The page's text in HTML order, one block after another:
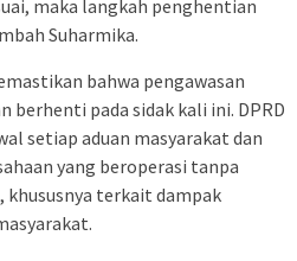
maka langkah penghentian
Suharmika.
bahwa pengawasan
berhenti pada sidak kali ini. DPRD
setiap aduan masyarakat dan
yang beroperasi tanpa
khususnya terkait dampak